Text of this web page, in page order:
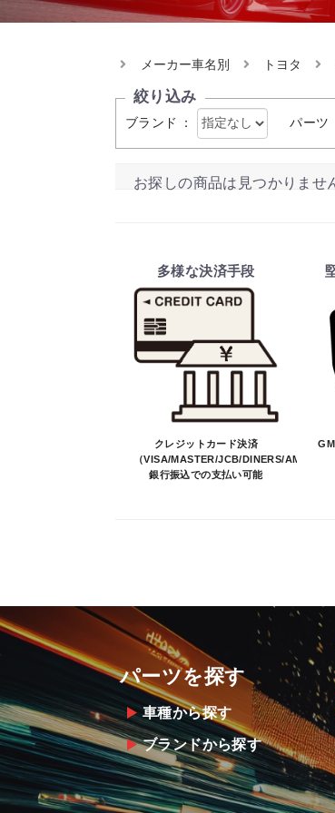
メーカー車名別 トヨタ
絞り込み
ブランド ： パーツ
お探しの商品は見つかりませ
多様な決済手段
クレジットカード決済
（VISA/MASTER/JCB/DINERS/AMEX）、
銀行振込での支払い可能
パーツを探す
車種から探す
ブランドから探す